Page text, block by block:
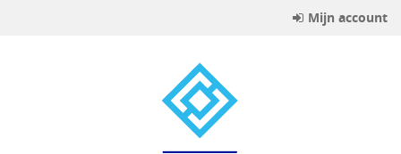
Mijn account